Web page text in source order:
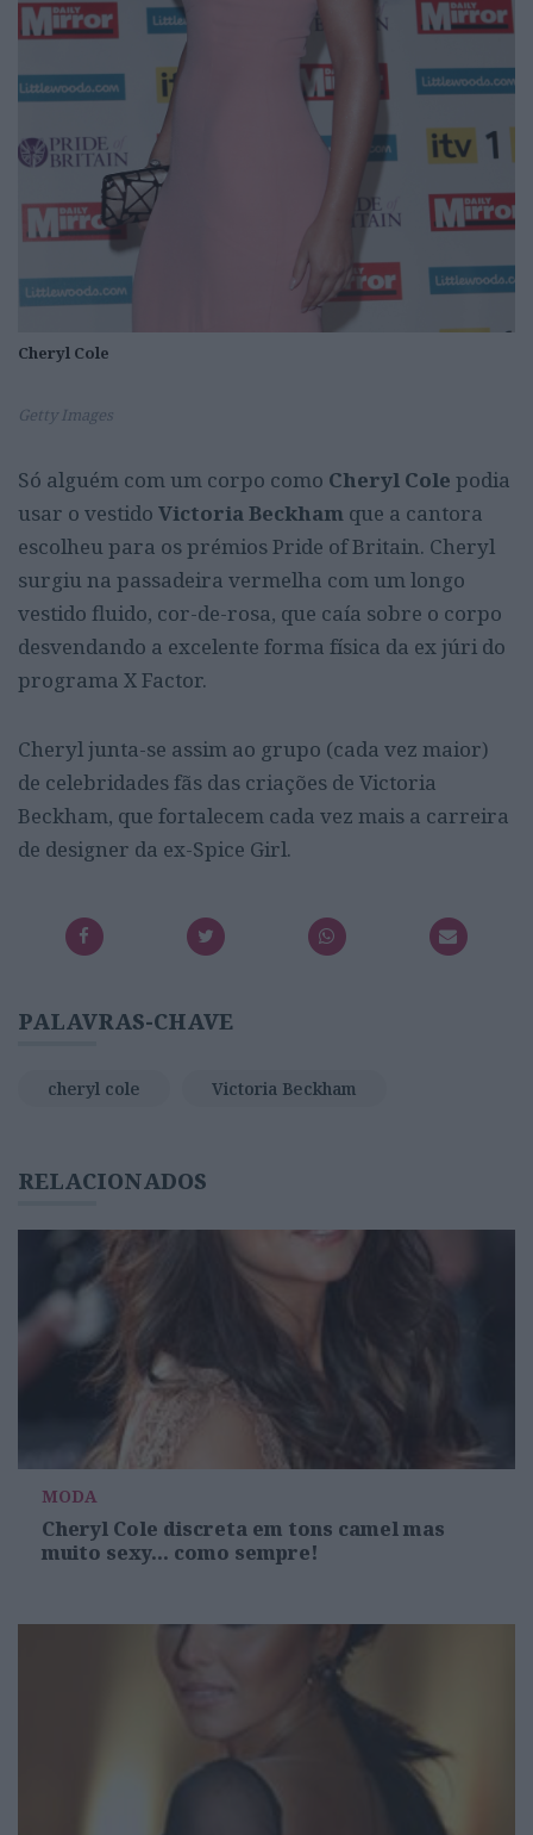
Cheryl Cole
Getty Images
Só alguém com um corpo como Cheryl Cole podia
usar o vestido Victoria Beckham que a cantora
escolheu para os prémios Pride of Britain. Cheryl
surgiu na passadeira vermelha com um longo
vestido fluido, cor-de-rosa, que caía sobre o corpo
desvendando a excelente forma física da ex júri do
programa X Factor.
Cheryl junta-se assim ao grupo (cada vez maior)
de celebridades fãs das criações de Victoria
Beckham, que fortalecem cada vez mais a carreira
de designer da ex-Spice Girl.
PALAVRAS-CHAVE
cheryl cole Victoria Beckham
RELACIONADOS
MODA
Cheryl Cole discreta em tons camel mas
muito sexy... como sempre!